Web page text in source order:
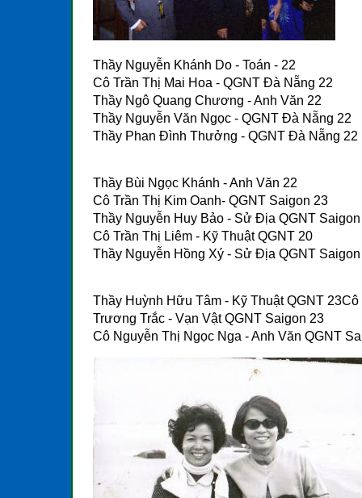
Thầy Nguyễn Khánh Do - Toán - 22
Cô Trần Thị Mai Hoa - QGNT Đà Nẵng 22
Thầy Ngô Quang Chương - Anh Văn 22
Thầy Nguyễn Văn Ngọc - QGNT Đà Nẵng 22
Thầy Phan Đình Thưởng - QGNT Đà Nẵng 22
Thầy Bùi Ngọc Khánh - Anh Văn 22
Cô Trần Thị Kim Oanh- QGNT Saigon 23
Thầy Nguyễn Huy Bảo - Sử Địa QGNT Saigon
Cô Trần Thị Liêm - Kỹ Thuật QGNT 20
Thầy Nguyễn Hồng Xý - Sử Địa QGNT
Thầy Huỳnh Hữu Tâm - Kỹ Thuật QGNT 23Cô
Trương Trắc - Vạn Vật QGNT Saigon 23
Cô Nguyễn Thị Ngọc Nga - Anh Văn QGNT